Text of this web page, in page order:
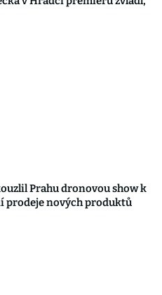
Prahu dronovou show k
prodeje nových produktů